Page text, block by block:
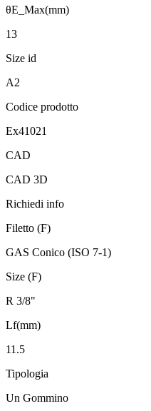
θE_Max(mm)
13
Size id
A2
Codice prodotto
Ex41021
CAD
CAD 3D
Richiedi info
Filetto (F)
GAS Conico (ISO 7-1)
Size (F)
R 3/8"
Lf(mm)
11.5
Tipologia
Un Gommino